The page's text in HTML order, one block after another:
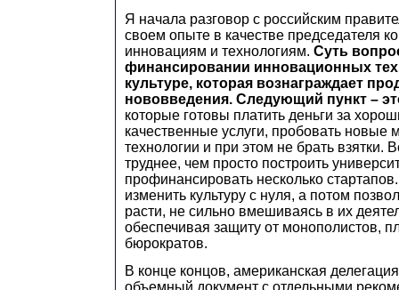
Я начала разговор с российским
своем опыте в качестве председателя
инновациям и технологиям. Суть
финансировании инновационных
культуре, которая вознаграждает
нововведения. Следующий пункт –
которые готовы платить деньги за
качественные услуги, пробовать
технологии и при этом не брать взятки.
труднее, чем просто построить
профинансировать несколько
изменить культуру с нуля, а потом
расти, не сильно вмешиваясь в их
обеспечивая защиту от монополистов,
бюрократов.
В конце концов, американская
объемный документ с отдельными